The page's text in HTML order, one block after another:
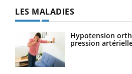
LES MALADIES
Hypotension
pression